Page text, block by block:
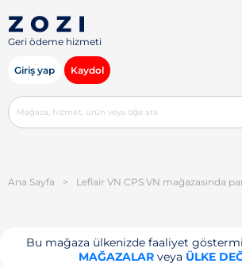
Geri ödeme hizmeti
Giriş yap Kaydol
Ana Sayfa > Leflair VN CPS VN mağazasında
Bu mağaza ülkenizde faaliyet
MAĞAZALARveya ÜLKE